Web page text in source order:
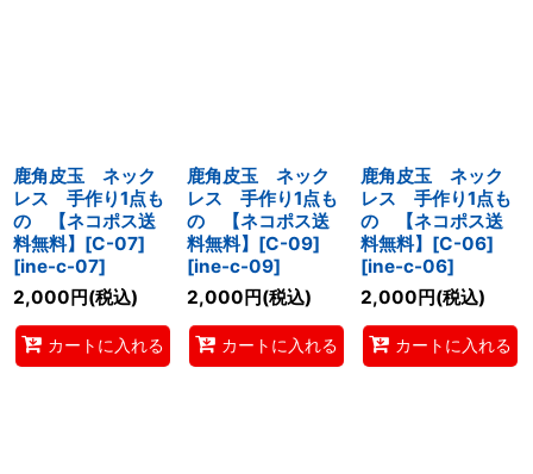
鹿角皮玉 ネック
レス 手作り1点も
の 【ネコポス送
料無料】[C-07]
[ine-c-07]
2,000円(税込)
カートに入れる
鹿角皮玉 ネック
レス 手作り1点も
の 【ネコポス送
料無料】[C-09]
[ine-c-09]
2,000円(税込)
カートに入れる
鹿角皮玉 ネック
レス 手作り1点も
の 【ネコポス送
料無料】[C-06]
[ine-c-06]
2,000円(税込)
カートに入れる